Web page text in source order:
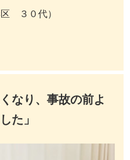
３０代）
なり、事故の前よ
た」